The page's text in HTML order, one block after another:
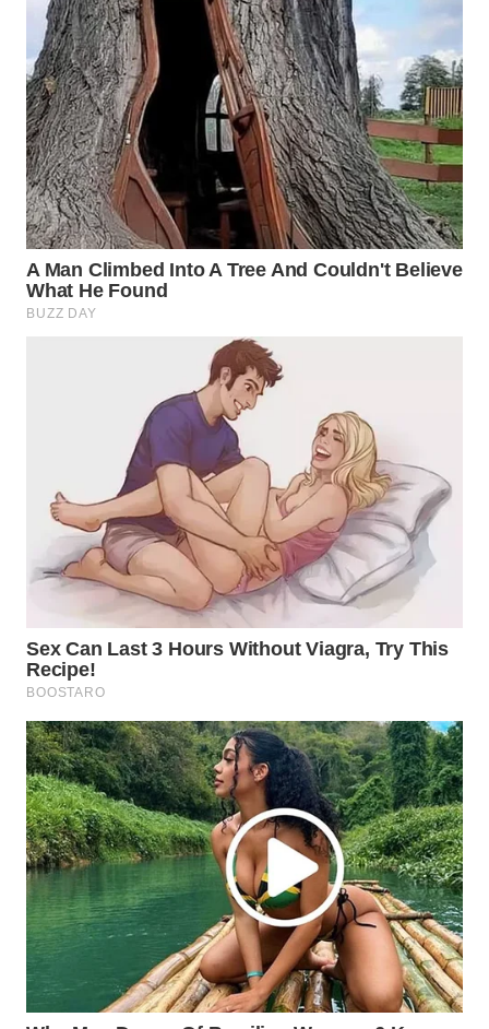
CIREBON
WN
INDRAMAYU
WN
KUNINGAN
WN
MAJALENGKA
WN
PURWAKARTA
WN
PRIANGAN
WN
SEMARANG
WN
SOLO
WN
BOROBUDUR
WN
MADURA
WN
SURABAYA